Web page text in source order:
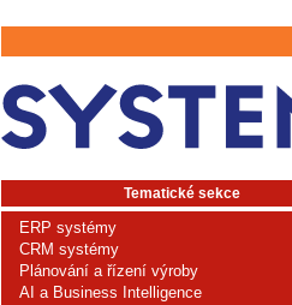
Tematické sekce
ERP systémy
CRM systémy
Plánování a řízení výroby
AI a Business Intelligence